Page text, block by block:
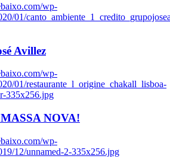
wp-
01/
Avillez
wp-
01/restaurante_l_origine_chakall_lisboa-
335x256.jpg
NOVA!
wp-
12/unnamed-2-335x256.jpg